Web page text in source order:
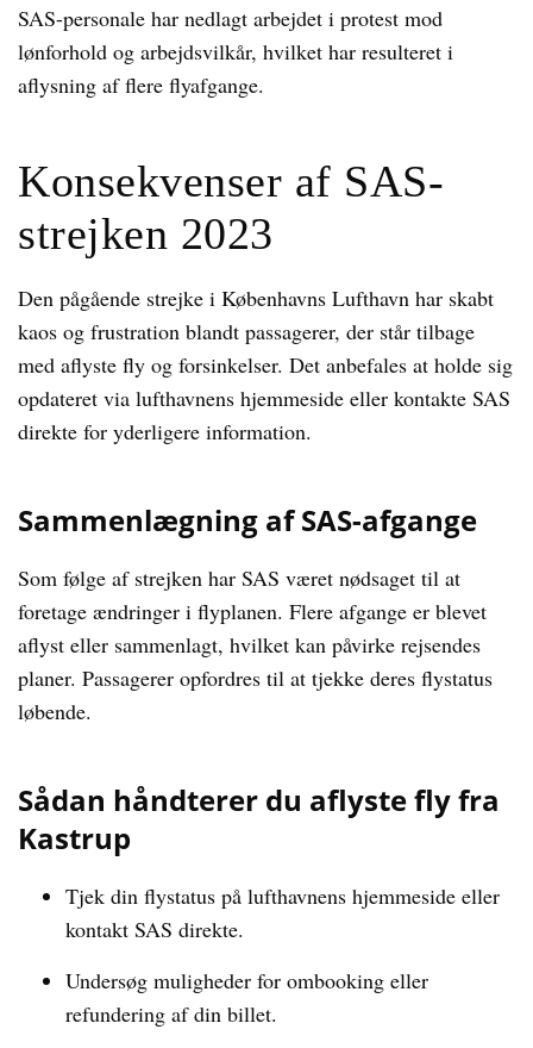
SAS-personale har nedlagt arbejdet i protest mod
lønforhold og arbejdsvilkår, hvilket har resulteret i
aflysning af flere flyafgange.
Konsekvenser af SAS-
strejken 2023
Den pågående strejke i Københavns Lufthavn har skabt
kaos og frustration blandt passagerer, der står tilbage
med aflyste fly og forsinkelser. Det anbefales at holde sig
opdateret via lufthavnens hjemmeside eller kontakte SAS
direkte for yderligere information.
Sammenlægning af SAS-afgange
Som følge af strejken har SAS været nødsaget til at
foretage ændringer i flyplanen. Flere afgange er blevet
aflyst eller sammenlagt, hvilket kan påvirke rejsendes
planer. Passagerer opfordres til at tjekke deres flystatus
løbende.
Sådan håndterer du aflyste fly fra
Kastrup
Tjek din flystatus på lufthavnens hjemmeside eller
kontakt SAS direkte.
Undersøg muligheder for ombooking eller
refundering af din billet.